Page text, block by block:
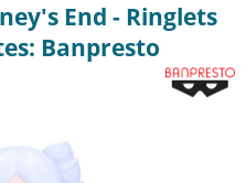
End - Ringlets
Banpresto